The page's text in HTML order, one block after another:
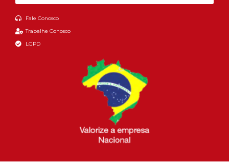
Fale Conosco
Trabalhe Conosco
LGPD